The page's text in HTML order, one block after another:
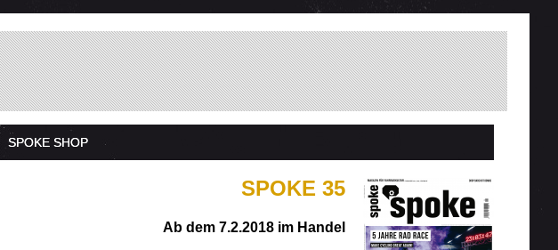
SPOKE SHOP
SPOKE 35
Ab dem 7.2.2018 im Handel